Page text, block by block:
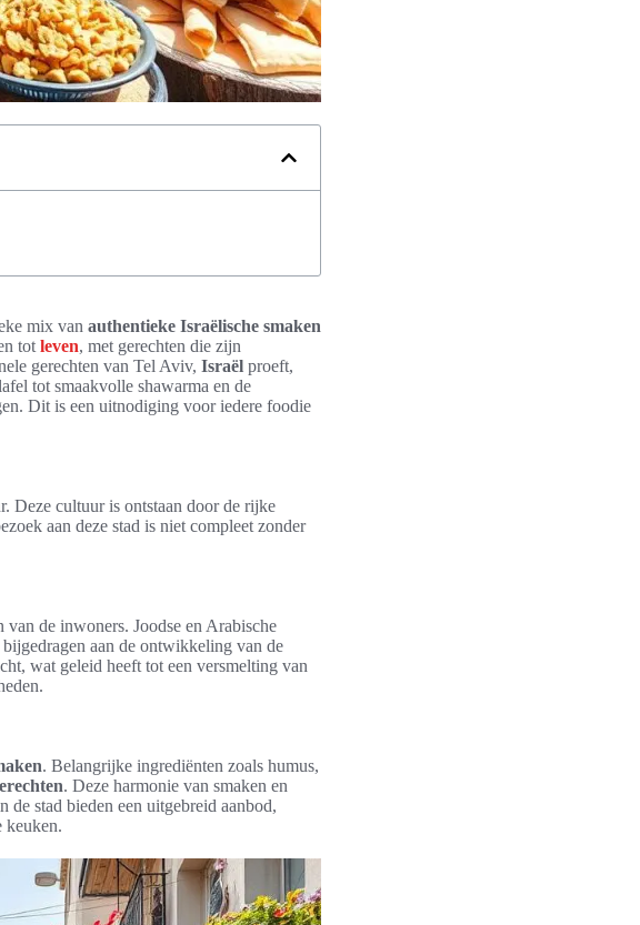
mix van authentieke Israëlische smaken
tot leven, met gerechten die zijn
gerechten van Tel Aviv, Israël proeft,
tot smaakvolle shawarma en de
Dit is een uitnodiging voor iedere foodie
Deze cultuur is ontstaan door de rijke
aan deze stad is niet compleet zonder
de inwoners. Joodse en Arabische
bijgedragen aan de ontwikkeling van de
wat geleid heeft tot een versmelting van
. Belangrijke ingrediënten zoals humus,
. Deze harmonie van smaken en
stad bieden een uitgebreid aanbod,
keuken.